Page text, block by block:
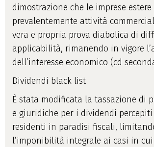
dimostrazione che le imprese estere
prevalentemente attività
vera e propria prova diabolica di
applicabilità, rimanendo in vigore
dell’interesse economico (cd
Dividendi black list
È stata modificata la tassazione di
e giuridiche per i dividendi percepiti
residenti in paradisi fiscali,
l’imponibilità integrale ai casi in